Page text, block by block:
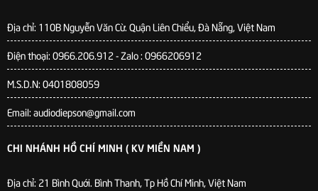
Địa chỉ: 110B Nguyễn Văn Cừ. Quận Liên Chiểu, Đà Nẵng, Việt Nam
Điện thoại: 0966.206.912 - Zalo : 0966206912
M.S.D.N: 0401808059
Email: audiodiepson@gmail.com
CHI NHÁNH HỒ CHÍ MINH ( KV MIỀN NAM )
Địa chỉ: 21 Bình Quới. Bình Thanh, Tp Hồ Chí Minh, Việt Nam